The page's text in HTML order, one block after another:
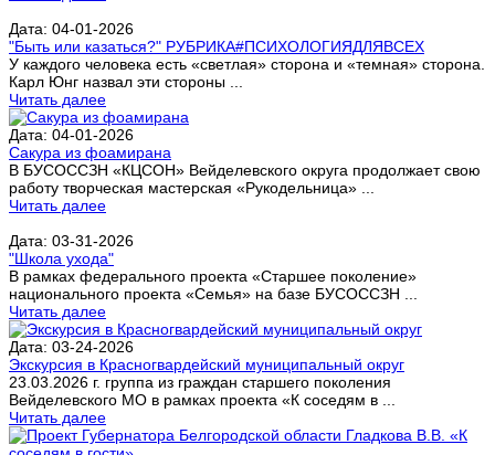
Дата: 04-01-2026
"Быть или казаться?" РУБРИКА#ПСИХОЛОГИЯДЛЯВСЕХ
У каждого человека есть «светлая» сторона и «темная» сторона.
Карл Юнг назвал эти стороны ...
Читать далее
Дата: 04-01-2026
Сакура из фоамирана
В БУСОССЗН «КЦСОН» Вейделевского округа продолжает свою
работу творческая мастерская «Рукодельница» ...
Читать далее
Дата: 03-31-2026
"Школа ухода"
В рамках федерального проекта «Старшее поколение»
национального проекта «Семья» на базе БУСОССЗН ...
Читать далее
Дата: 03-24-2026
Экскурсия в Красногвардейский муниципальный округ
23.03.2026 г. группа из граждан старшего поколения
Вейделевского МО в рамках проекта «К соседям в ...
Читать далее